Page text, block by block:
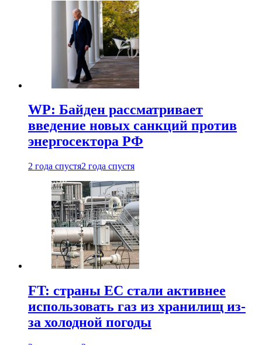
WP: Байден рассматривает
введение новых санкций против
энергосектора РФ
2 года спустя2 года спустя
FT: страны ЕС стали активнее
использовать газ из хранилищ из-
за холодной погоды